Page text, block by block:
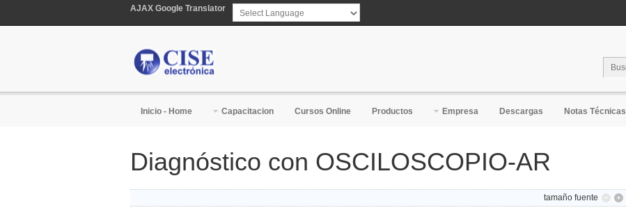
AJAX Google Translator
Inicio - Home Capacitacion Cursos Online Productos Empresa Descargas Notas Técnicas
Diagnóstico con OSCILOSCOPIO-AR
tamaño fuente